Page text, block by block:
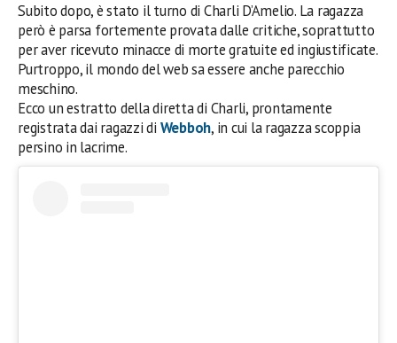
Subito dopo, è stato il turno di Charli D’Amelio. La ragazza
però è parsa fortemente provata dalle critiche, soprattutto
per aver ricevuto minacce di morte gratuite ed ingiustificate.
Purtroppo, il mondo del web sa essere anche parecchio
meschino.
Ecco un estratto della diretta di Charli, prontamente
registrata dai ragazzi di Webboh, in cui la ragazza scoppia
persino in lacrime.